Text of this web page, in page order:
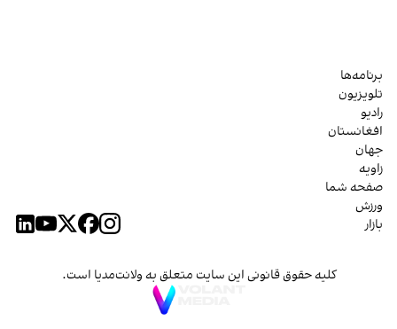
برنامه‌ها
تلویزیون
رادیو
افغانستان
جهان
زاویه
صفحه شما
ورزش
بازار
کلیه حقوق قانونی این سایت متعلق به ولانت‌مدیا است.